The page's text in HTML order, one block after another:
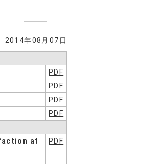
2014年08月07日
PDF
PDF
PDF
PDF
at
PDF